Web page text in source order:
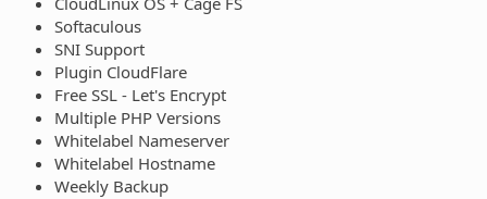
Softaculous
SNI Support
Plugin CloudFlare
Free SSL - Let's Encrypt
Multiple PHP Versions
Whitelabel Nameserver
Whitelabel Hostname
Weekly Backup